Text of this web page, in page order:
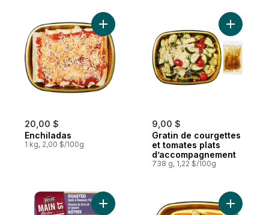
20,00 $
Enchiladas
1 kg, 2,00 $/100g
Ajouter Enchiladas au panier
9,00 $
Gratin de courgettes
et tomates plats
d’accompagnement
738 g, 1,22 $/100g
Ajouter
Ajouter Pommes de terre ail rôti etAjouter